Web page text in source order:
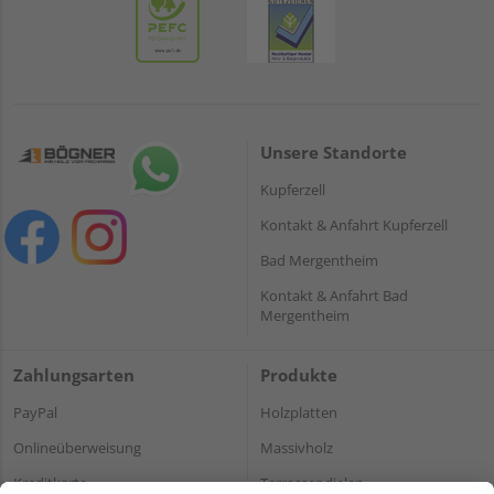
Unsere Standorte
Kupferzell
Kontakt & Anfahrt Kupferzell
Bad Mergentheim
Kontakt & Anfahrt Bad
Mergentheim
Zahlungsarten
PayPal
Onlineüberweisung
Kreditkarte
Produkte
Holzplatten
Massivholz
Terrassendielen